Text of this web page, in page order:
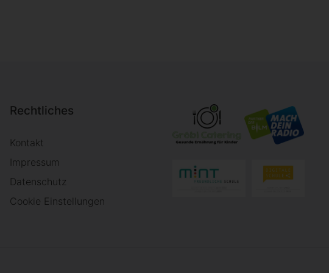
Rechtliches
Kontakt
Impressum
Datenschutz
Cookie Einstellungen